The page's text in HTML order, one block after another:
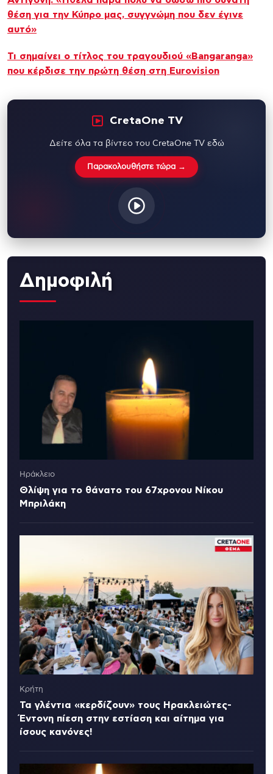
θέση για την Κύπρο μας, συγγνώμη που δεν έγινε
αυτό»
Τι σημαίνει ο τίτλος του τραγουδιού «Bangaranga»
που κέρδισε την πρώτη θέση στη Eurovision
CretaOne TV
Δείτε όλα τα βίντεο του CretaOne TV εδώ
Παρακολουθήστε τώρα →
Δημοφιλή
Ηράκλειο
Θλίψη για το θάνατο του 67χρονου Νίκου
Μπριλάκη
Κρήτη
Τα γλέντια «κερδίζουν» τους Ηρακλειώτες-
Έντονη πίεση στην εστίαση και αίτημα για
ίσους κανόνες!